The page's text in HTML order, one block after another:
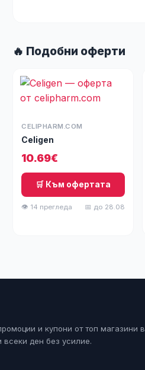
🔥 Подобни оферти
CELIPHARM.COM
Celigen
10.69€
🛒 Към офертата
👁 14 прегледа 📅 до 28.08
и купони от топ магазини в
всеки ден без усилие.